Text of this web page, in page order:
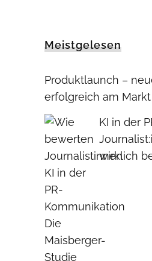
Meistgelesen
Produktlaunch –
erfolgreich am
KI in der
wirklich